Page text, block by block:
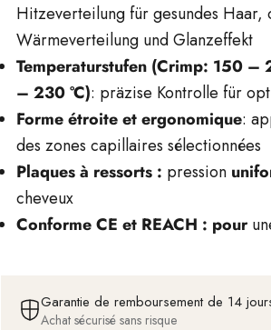
Hitzeverteilung für gesundes Haar,
Wärmeverteilung und Glanzeffekt
Temperaturstufen (Crimp: 150 –
– 230 °C): präzise Kontrolle für
Forme étroite et ergonomique:
des zones capillaires sélectionnées
Plaques à ressorts : pression
cheveux
Conforme CE et REACH : pour
Garantie de remboursement de 14
Achat sécurisé sans risque